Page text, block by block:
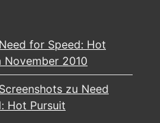
for Speed: Hot
November 2010
zu Need
Hot Pursuit